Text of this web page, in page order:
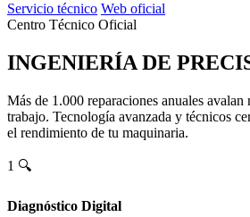
Servicio técnico Web oficial
Centro Técnico Oficial
INGENIERÍA DE
Más de 1.000 reparaciones anuales avalan
trabajo. Tecnología avanzada y técnicos
el rendimiento de tu maquinaria.
1 🔍
Diagnóstico Digital